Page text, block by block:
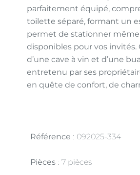
parfaitement équipé,
toilette séparé, formant un
permet de stationner même
disponibles pour vos invités.
d’une cave à vin et d’une
entretenu par ses
en quête de confort, de
Référence 092025-334
Pièces 7 pièces